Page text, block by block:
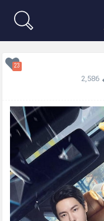
23
2,586